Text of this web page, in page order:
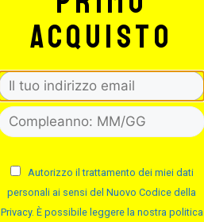
-50%
acquisto
Autorizzo il trattamento dei miei dati
personali ai sensi del Nuovo Codice della
Privacy. È possibile leggere la nostra politica